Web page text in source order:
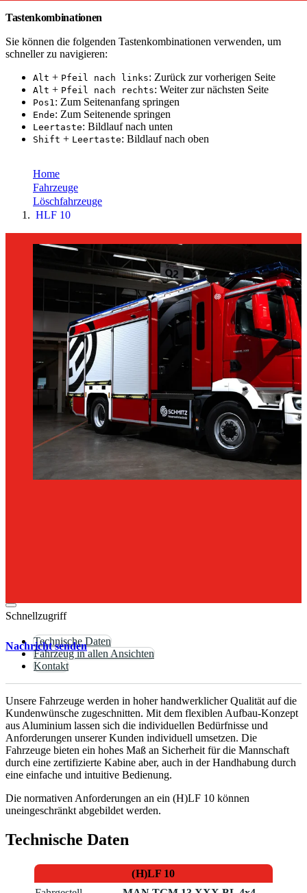
Tastenkombinationen
Sie können die folgenden Tastenkombinationen verwenden, um
schneller zu navigieren:
Alt + Pfeil nach links: Zurück zur vorherigen Seite
Alt + Pfeil nach rechts: Weiter zur nächsten Seite
Pos1: Zum Seitenanfang springen
Ende: Zum Seitenende springen
Leertaste: Bildlauf nach unten
Shift + Leertaste: Bildlauf nach oben
Home
Fahrzeuge
Löschfahrzeuge
HLF 10
Löschfahrzeuge
HLF
Löschen.
Retten.
Schnellzugriff
Technische Daten
Fahrzeug in allen Ansichten
Kontakt
Nachricht senden
Unsere Fahrzeuge werden in hoher handwerklicher Qualität auf die
Kundenwünsche zugeschnitten. Mit dem flexiblen Aufbau-Konzept
aus Aluminium lassen sich die individuellen Bedürfnisse und
Anforderungen unserer Kunden individuell umsetzen. Die
Fahrzeuge bieten ein hohes Maß an Sicherheit für die Mannschaft
durch eine zertifizierte Kabine aber, auch in der Handhabung durch
eine einfache und intuitive Bedienung.
Die normativen Anforderungen an ein (H)LF 10 können
uneingeschränkt abgebildet werden.
Technische Daten
(H)LF 10